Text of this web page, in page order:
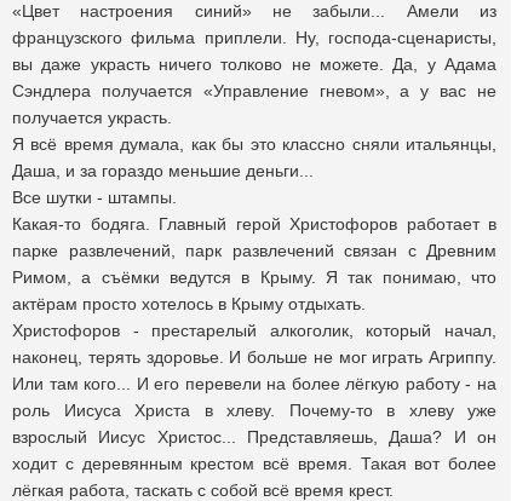
«Цвет настроения синий» не забыли... Амели из
французского фильма приплели. Ну, господа-сценаристы,
вы даже украсть ничего толково не можете. Да, у Адама
Сэндлера получается «Управление гневом», а у вас не
получается украсть.
Я всё время думала, как бы это классно сняли итальянцы,
Даша, и за гораздо меньшие деньги...
Все шутки - штампы.
Какая-то бодяга. Главный герой Христофоров работает в
парке развлечений, парк развлечений связан с Древним
Римом, а съёмки ведутся в Крыму. Я так понимаю, что
актёрам просто хотелось в Крыму отдыхать.
Христофоров - престарелый алкоголик, который начал,
наконец, терять здоровье. И больше не мог играть Агриппу.
Или там кого... И его перевели на более лёгкую работу - на
роль Иисуса Христа в хлеву. Почему-то в хлеву уже
взрослый Иисус Христос... Представляешь, Даша? И он
ходит с деревянным крестом всё время. Такая вот более
лёгкая работа, таскать с собой всё время крест.